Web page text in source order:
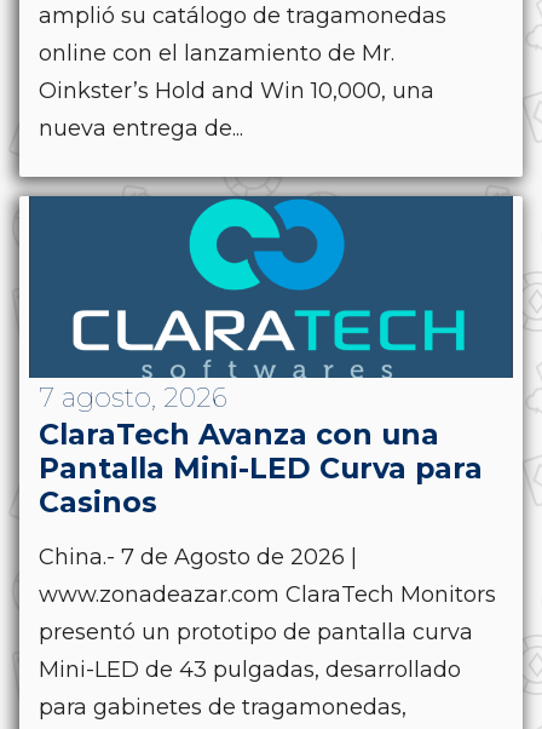
amplió su catálogo de tragamonedas
online con el lanzamiento de Mr.
Oinkster’s Hold and Win 10,000, una
nueva entrega de...
7 agosto, 2026
ClaraTech Avanza con una
Pantalla Mini-LED Curva para
Casinos
China.- 7 de Agosto de 2026 |
www.zonadeazar.com ClaraTech Monitors
presentó un prototipo de pantalla curva
Mini-LED de 43 pulgadas, desarrollado
para gabinetes de tragamonedas,